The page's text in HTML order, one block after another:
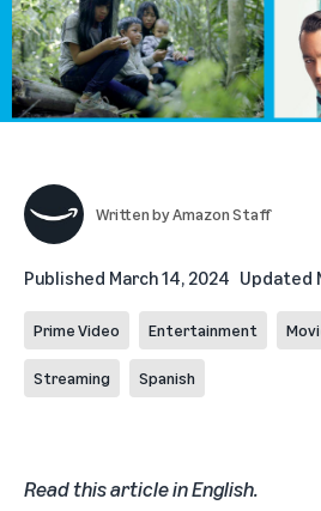
Written byAmazon Staff
Published March 14, 2024 Updated
Prime Video Entertainment
Streaming Spanish
Read this article in English.